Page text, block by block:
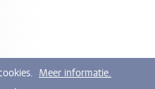
Meer informatie.